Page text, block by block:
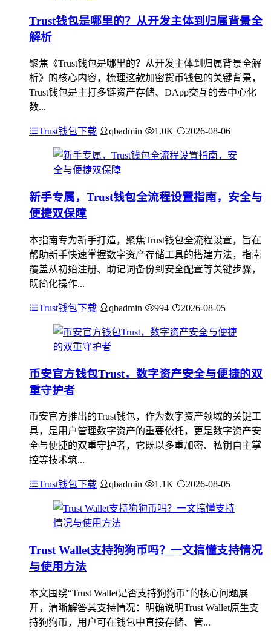
Trust钱包是哪里的？从开发主体到归属背景全
解析
聚焦《Trust钱包是哪里的？从开发主体到归属背景全解
析》的核心内容，梳理这款加密货币钱包的关键背景，
Trust钱包是主打多链资产存储、DApp交互的去中心化
数...
Trust钱包下载 qbadmin 1.0K 2026-08-06
新手专属，Trust钱包全流程设置指南，安全与
便捷双保障
本指南专为新手打造，聚焦Trust钱包全流程设置，旨在
帮助新手快速掌握数字资产存储工具的搭建方法，指南
覆盖从初始注册、助记词备份到安全配置等关键步骤，
既简化操作...
Trust钱包下载 qbadmin 994 2026-08-05
币安官方钱包Trust，数字资产安全与便捷的双
重守护者
币安官方推出的Trust钱包，作为数字资产领域的关键工
具，是用户管理数字资产的重要依托，更是数字资产安
全与便捷的双重守护者，它既以多重加密、私钥自主掌
控等技术筑...
Trust钱包下载 qbadmin 1.1K 2026-08-05
Trust Wallet支持狗狗币吗？一文搞懂支持情况
与使用方法
本文围绕“Trust Wallet是否支持狗狗币”的核心问题展
开，清晰解答其支持情况：明确说明Trust Wallet原生支
持狗狗币，用户可在钱包中直接存储、管...